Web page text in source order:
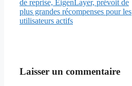
de reprise, EigenLayer, prévoit de
plus grandes récompenses pour les
utilisateurs actifs
Laisser un commentaire